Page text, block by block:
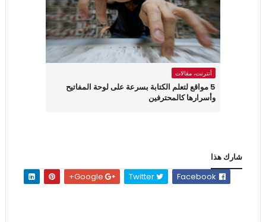
أنترنت، مقالات
5 مواقع لتعلم الكتابة بسرعة على لوحة المفاتيح
وأسرارها كالمحترفين
شارك هذا
Twitter